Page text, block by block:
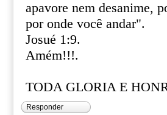
apavore nem desanime,
por onde você andar".
Josué 1:9.
Amém!!!.
TODA GLORIA E
Responder